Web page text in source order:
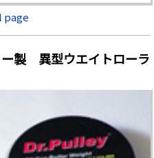
page
ー製 異型ウエイトローラ